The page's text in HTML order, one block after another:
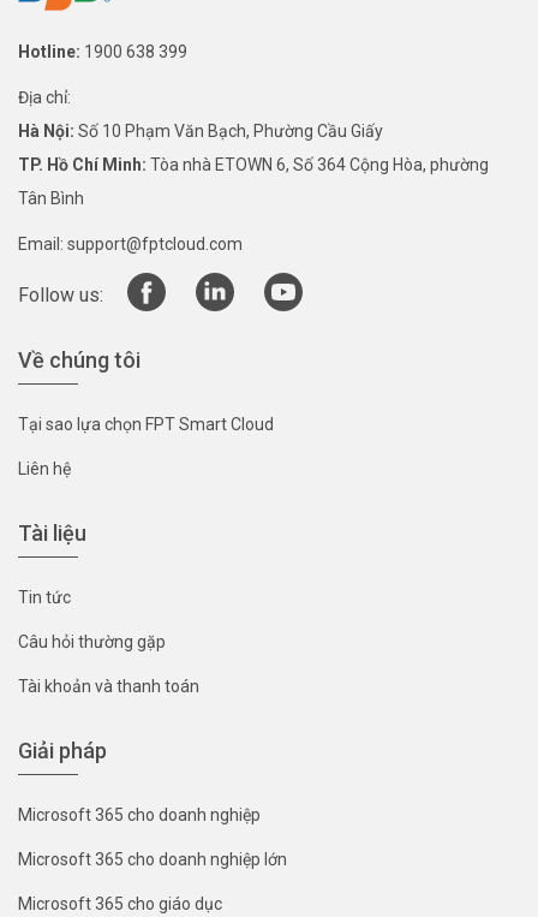
Hotline: 1900 638 399
Địa chỉ:
Hà Nội: Số 10 Phạm Văn Bạch, Phường Cầu Giấy
TP. Hồ Chí Minh: Tòa nhà ETOWN 6, Số 364 Cộng Hòa, phường
Tân Bình
Email: support@fptcloud.com
Follow us:
Về chúng tôi
Tại sao lựa chọn FPT Smart Cloud
Liên hệ
Tài liệu
Tin tức
Câu hỏi thường gặp
Tài khoản và thanh toán
Giải pháp
Microsoft 365 cho doanh nghiệp
Microsoft 365 cho doanh nghiệp lớn
Microsoft 365 cho giáo dục